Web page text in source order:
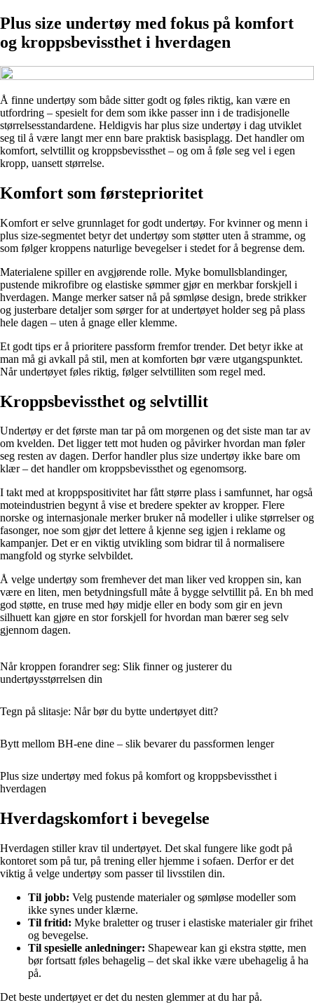
Plus size undertøy med fokus på komfort
og kroppsbevissthet i hverdagen
Å finne undertøy som både sitter godt og føles riktig, kan være en
utfordring – spesielt for dem som ikke passer inn i de tradisjonelle
størrelsesstandardene. Heldigvis har plus size undertøy i dag utviklet
seg til å være langt mer enn bare praktisk basisplagg. Det handler om
komfort, selvtillit og kroppsbevissthet – og om å føle seg vel i egen
kropp, uansett størrelse.
Komfort som førsteprioritet
Komfort er selve grunnlaget for godt undertøy. For kvinner og menn i
plus size-segmentet betyr det undertøy som støtter uten å stramme, og
som følger kroppens naturlige bevegelser i stedet for å begrense dem.
Materialene spiller en avgjørende rolle. Myke bomullsblandinger,
pustende mikrofibre og elastiske sømmer gjør en merkbar forskjell i
hverdagen. Mange merker satser nå på sømløse design, brede strikker
og justerbare detaljer som sørger for at undertøyet holder seg på plass
hele dagen – uten å gnage eller klemme.
Et godt tips er å prioritere passform fremfor trender. Det betyr ikke at
man må gi avkall på stil, men at komforten bør være utgangspunktet.
Når undertøyet føles riktig, følger selvtilliten som regel med.
Kroppsbevissthet og selvtillit
Undertøy er det første man tar på om morgenen og det siste man tar av
om kvelden. Det ligger tett mot huden og påvirker hvordan man føler
seg resten av dagen. Derfor handler plus size undertøy ikke bare om
klær – det handler om kroppsbevissthet og egenomsorg.
I takt med at kroppspositivitet har fått større plass i samfunnet, har også
moteindustrien begynt å vise et bredere spekter av kropper. Flere
norske og internasjonale merker bruker nå modeller i ulike størrelser og
fasonger, noe som gjør det lettere å kjenne seg igjen i reklame og
kampanjer. Det er en viktig utvikling som bidrar til å normalisere
mangfold og styrke selvbildet.
Å velge undertøy som fremhever det man liker ved kroppen sin, kan
være en liten, men betydningsfull måte å bygge selvtillit på. En bh med
god støtte, en truse med høy midje eller en body som gir en jevn
silhuett kan gjøre en stor forskjell for hvordan man bærer seg selv
gjennom dagen.
Når kroppen forandrer seg: Slik finner og justerer du
undertøysstørrelsen din
Tegn på slitasje: Når bør du bytte undertøyet ditt?
Bytt mellom BH-ene dine – slik bevarer du passformen lenger
Plus size undertøy med fokus på komfort og kroppsbevissthet i
hverdagen
Hverdagskomfort i bevegelse
Hverdagen stiller krav til undertøyet. Det skal fungere like godt på
kontoret som på tur, på trening eller hjemme i sofaen. Derfor er det
viktig å velge undertøy som passer til livsstilen din.
Til jobb: Velg pustende materialer og sømløse modeller som
ikke synes under klærne.
Til fritid: Myke braletter og truser i elastiske materialer gir frihet
og bevegelse.
Til spesielle anledninger: Shapewear kan gi ekstra støtte, men
bør fortsatt føles behagelig – det skal ikke være ubehagelig å ha
på.
Det beste undertøyet er det du nesten glemmer at du har på.